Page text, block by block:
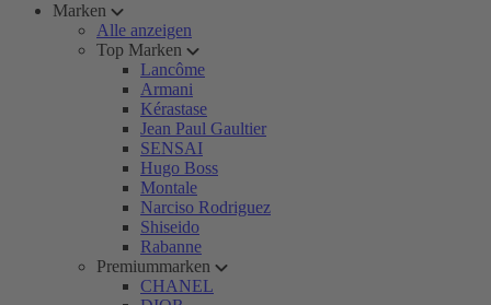
Marken
Alle anzeigen
Top Marken
Lancôme
Armani
Kérastase
Jean Paul Gaultier
SENSAI
Hugo Boss
Montale
Narciso Rodriguez
Shiseido
Rabanne
Premiummarken
CHANEL